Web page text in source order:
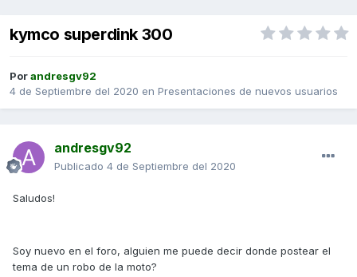
kymco superdink 300
Porandresgv92
4 de Septiembre del 2020 en Presentaciones de nuevos usuarios
andresgv92
Publicado 4 de Septiembre del 2020
Saludos!
Soy nuevo en el foro, alguien me puede decir donde postear el
tema de un robo de la moto?